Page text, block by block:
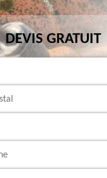
DEVIS GRATUIT